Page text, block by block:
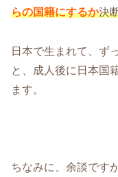
らの国籍にするか決
日本で生まれて、ず
と、成人後に日本国
ます。
ちなみに、余談です